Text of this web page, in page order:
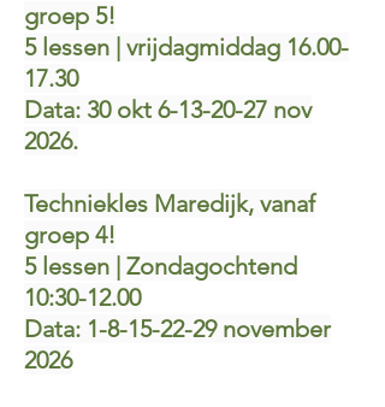
groep 5!
5 lessen | vrijdagmiddag 16.00-
17.30
Data: 30 okt 6-13-20-27 nov
2026.​
Techniekles Maredijk, vanaf
groep 4!
5 lessen | Zondagochtend
10:30-12.00
Data: 1-8-15-22-29november
2026